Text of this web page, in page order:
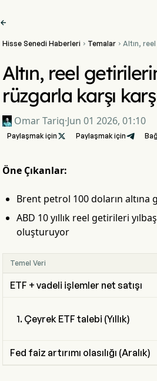

Hisse Senedi Haberleri  Temalar  Altın,
Altın, reel
rüzgarla karşı
Omar Tariq·Jun 01 2026, 01:10
Paylaşmak için  Paylaşmak için
Öne Çıkanlar:
Brent petrol 100 doların altına
ABD 10 yıllık reel getirileri
oluşturuyor
Temel Veri
ETF + vadeli işlemler net satışı
Çeyrek ETF talebi (Yıllık)
Fed faiz artırımı olasılığı (Aralık)